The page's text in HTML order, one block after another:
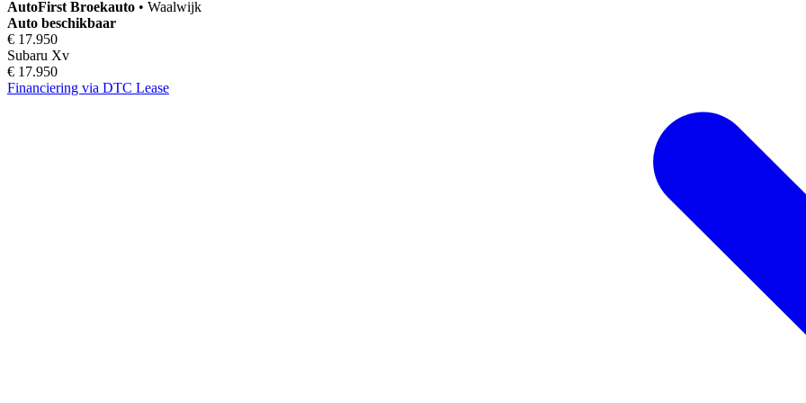
AutoFirst Broekauto • Waalwijk
Auto beschikbaar
€ 17.950
Subaru Xv
€ 17.950
Financiering via DTC Lease